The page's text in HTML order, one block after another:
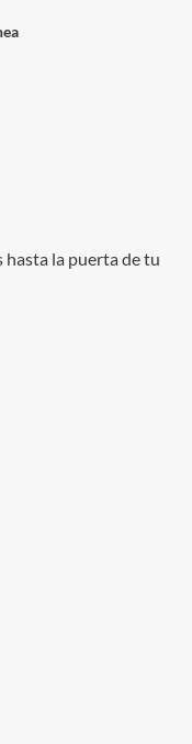
hasta la puerta de tu